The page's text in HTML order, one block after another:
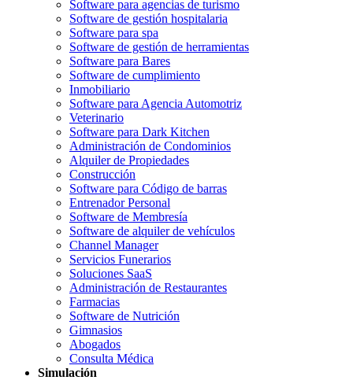
Software para agencias de turismo
Software de gestión hospitalaria
Software para spa
Software de gestión de herramientas
Software para Bares
Software de cumplimiento
Inmobiliario
Software para Agencia Automotriz
Veterinario
Software para Dark Kitchen
Administración de Condominios
Alquiler de Propiedades
Construcción
Software para Código de barras
Entrenador Personal
Software de Membresía
Software de alquiler de vehículos
Channel Manager
Servicios Funerarios
Soluciones SaaS
Administración de Restaurantes
Farmacias
Software de Nutrición
Gimnasios
Abogados
Consulta Médica
Simulación